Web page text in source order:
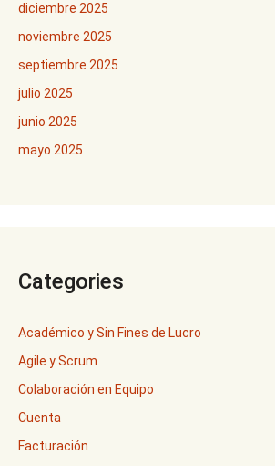
diciembre 2025
noviembre 2025
septiembre 2025
julio 2025
junio 2025
mayo 2025
Categories
Académico y Sin Fines de Lucro
Agile y Scrum
Colaboración en Equipo
Cuenta
Facturación